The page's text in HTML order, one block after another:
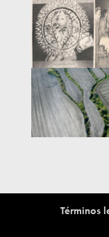
Términos